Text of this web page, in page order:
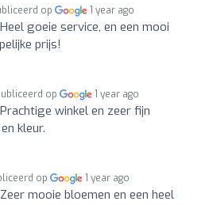
op 1 year ago
Heel goeie service, en een mooi
prijs!
op 1 year ago
Prachtige winkel en zeer fijn
kleur.
op 1 year ago
Zeer mooie bloemen en een heel